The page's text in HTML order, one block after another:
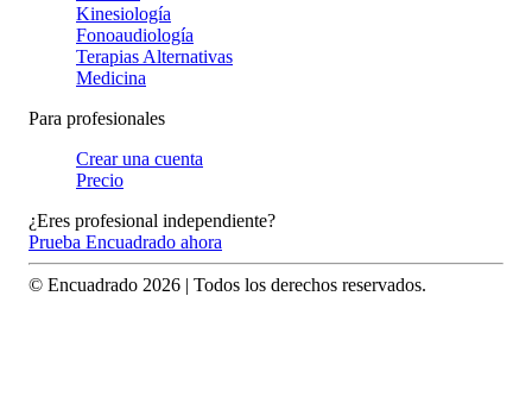
Kinesiología
Fonoaudiología
Terapias Alternativas
Medicina
Para profesionales
Crear una cuenta
Precio
¿Eres profesional independiente?
Prueba Encuadrado ahora
© Encuadrado 2026 | Todos los derechos reservados.